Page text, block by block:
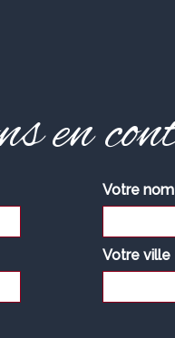
en
Votre nom
Votre ville